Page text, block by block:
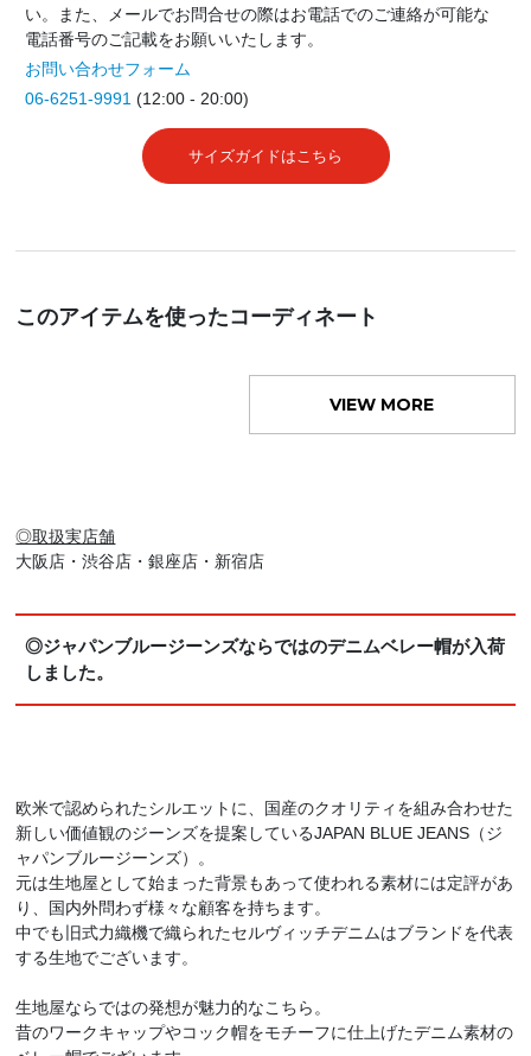
い。また、メールでお問合せの際はお電話でのご連絡が可能な
電話番号のご記載をお願いいたします。
お問い合わせフォーム
06-6251-9991 (12:00 - 20:00)
サイズガイドはこちら
このアイテムを使ったコーディネート
VIEW MORE
◎取扱実店舗
大阪店・渋谷店・銀座店・新宿店
◎ジャパンブルージーンズならではのデニムベレー帽が入荷
しました。
欧米で認められたシルエットに、国産のクオリティを組み合わせた
新しい価値観のジーンズを提案しているJAPAN BLUE JEANS（ジ
ャパンブルージーンズ）。
元は生地屋として始まった背景もあって使われる素材には定評があ
り、国内外問わず様々な顧客を持ちます。
中でも旧式力織機で織られたセルヴィッチデニムはブランドを代表
する生地でございます。
生地屋ならではの発想が魅力的なこちら。
昔のワークキャップやコック帽をモチーフに仕上げたデニム素材の